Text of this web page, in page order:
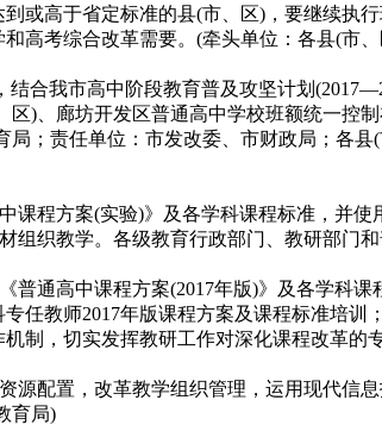
或高于省定标准的县(市、区)，要继续执
高考综合改革需要。(牵头单位：各县(市、
合我市高中阶段教育普及攻坚计划
)、廊坊开发区普通高中学校班额统一控
；责任单位：市发改委、市财政局；各
程方案(实验)》及各学科课程标准，并使
组织教学。各级教育行政部门、教研部门
通高中课程方案(2017年版)》及各学科课
任教师2017年版课程方案及课程标准培训
制，切实发挥教研工作对深化课程改革的
配置，改革教学组织管理，运用现代信
育局)